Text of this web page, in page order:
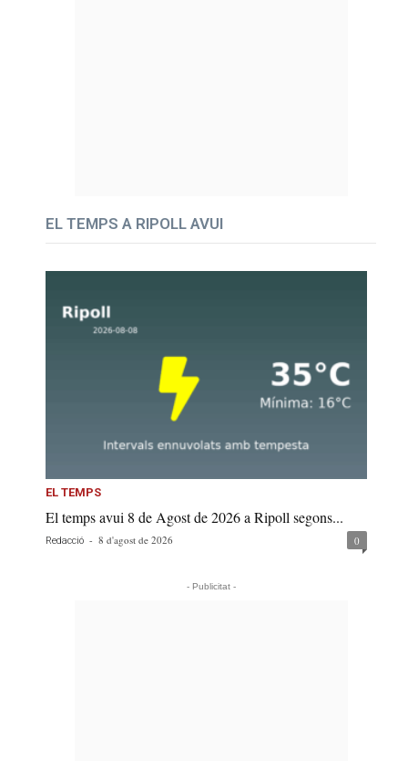
EL TEMPS A RIPOLL AVUI
EL TEMPS
El temps avui 8 de Agost de 2026 a Ripoll segons...
Redacció - 8 d'agost de 2026 0
- Publicitat -